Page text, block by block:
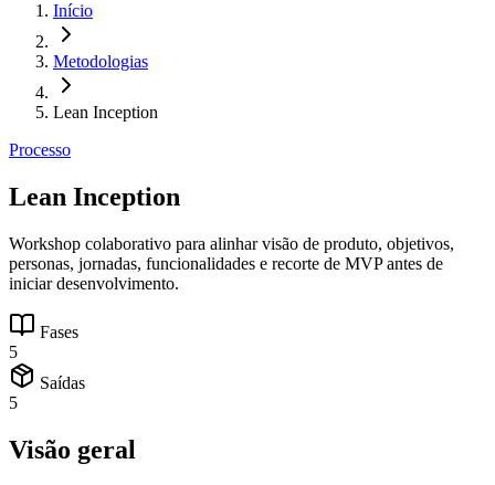
Início
Metodologias
Lean Inception
Processo
Lean Inception
Workshop colaborativo para alinhar visão de produto, objetivos,
personas, jornadas, funcionalidades e recorte de MVP antes de
iniciar desenvolvimento.
Fases
5
Saídas
5
Visão geral